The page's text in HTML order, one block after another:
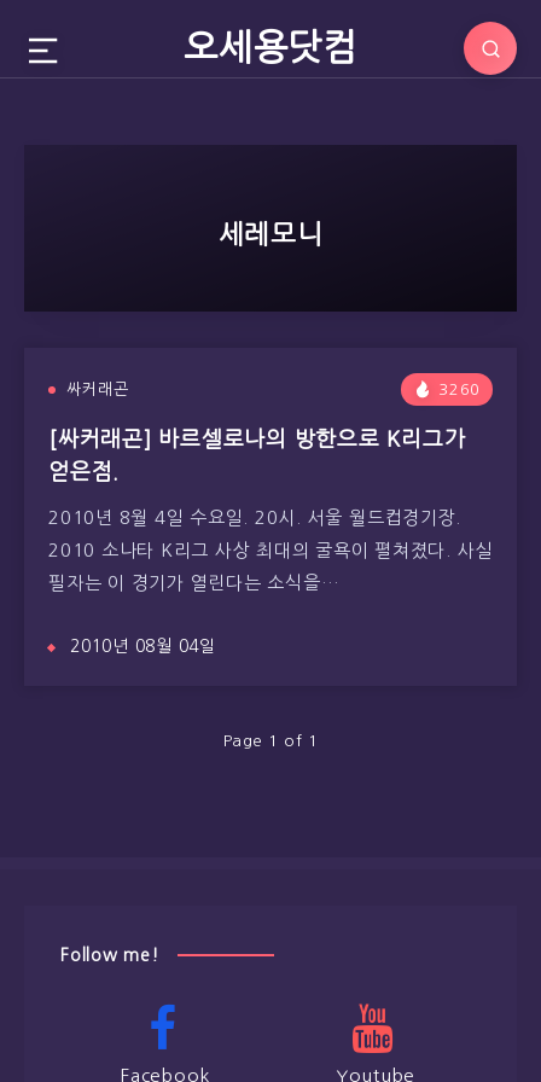
오세용닷컴
세레모니
싸커래곤 3260
[싸커래곤] 바르셀로나의 방한으로 K리그가
얻은점.
2010년 8월 4일 수요일. 20시. 서울 월드컵경기장.
2010 소나타 K리그 사상 최대의 굴욕이 펼쳐졌다. 사실
필자는 이 경기가 열린다는 소식을…
2010년 08월 04일
Page 1 of 1
Follow me!
Facebook Youtube